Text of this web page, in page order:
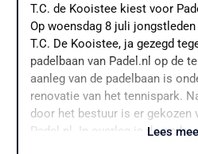
panoramische padelbanen uit
blauw. Dit geeft zeker in
blauwe kunstgras een
verlichting is voorzien van
lichtopbrengst van circa 500
voorzien van een SuperSub
poeren geplaatst voor het juiste
kooiconstructie. Uiteraard zijn
T.C. de Kooistee kiest voor
Op woensdag 8 juli
T.C. De Kooistee, ja gezegd
padelbaan van Padel.nl op de
aanleg van de padelbaan is
renovatie van het tennispark.
door het bestuur is er gekozen
Padel.nl. In overleg is deLees